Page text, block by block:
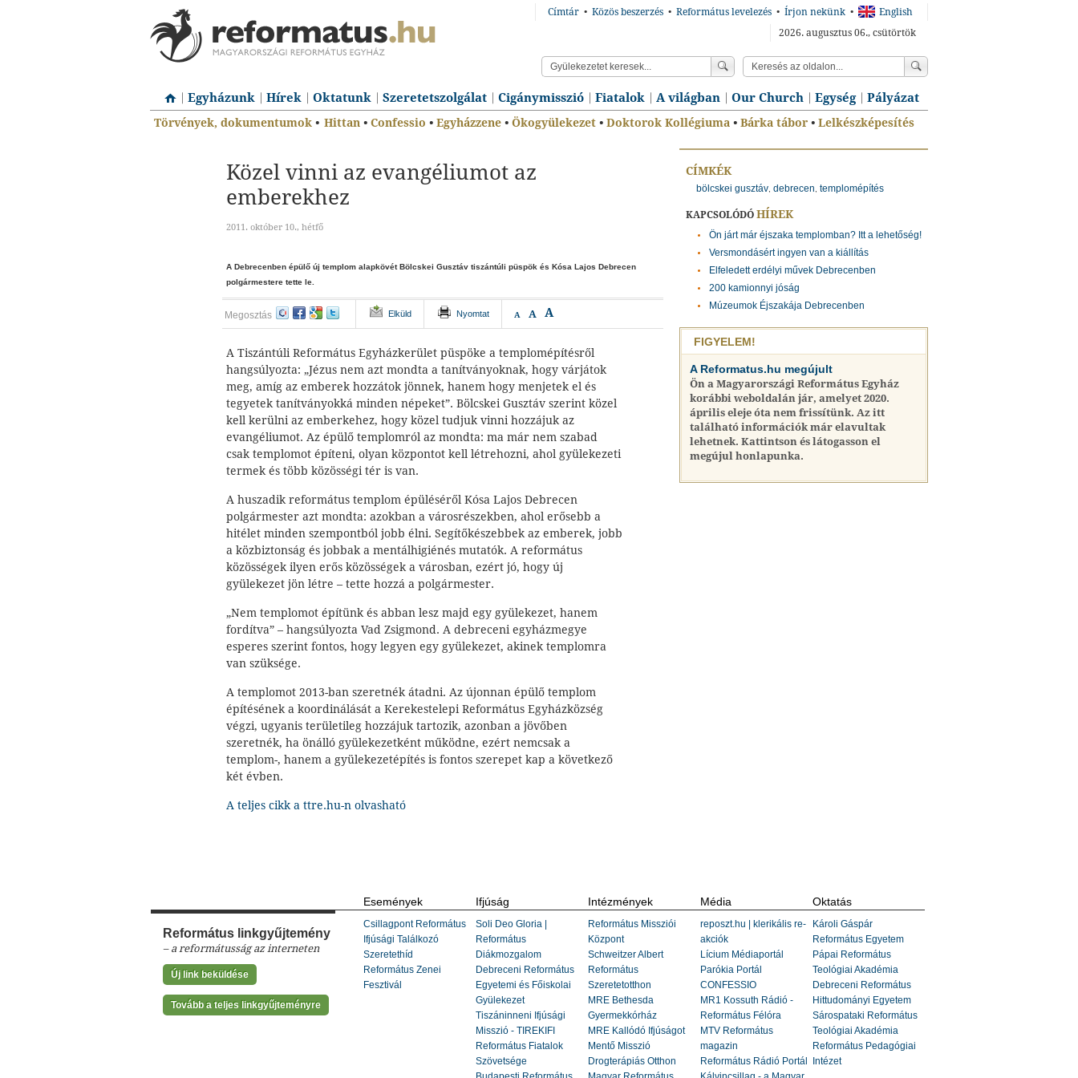
Címtár • Közös beszerzés • Református levelezés • Írjon nekünk •
English
2026. augusztus 06., csütörtök
Egyházunk Hírek Oktatunk Szeretetszolgálat Cigánymisszió Fiatalok A világban Our Church Egység Pályázat
Törvények, dokumentumok • Hittan • Confessio • Egyházzene • Ökogyülekezet • Doktorok Kollégiuma • Bárka tábor • Lelkészképesítés
Közel vinni az evangéliumot az
emberekhez
2011. október 10., hétfő
A Debrecenben épülő új templom alapkövét Bölcskei Gusztáv tiszántúli püspök és Kósa Lajos Debrecen
polgármestere tette le.
Megosztás Elküld Nyomtat A A A
A Tiszántúli Református Egyházkerület püspöke a templomépítésről
hangsúlyozta: „Jézus nem azt mondta a tanítványoknak, hogy várjátok
meg, amíg az emberek hozzátok jönnek, hanem hogy menjetek el és
tegyetek tanítványokká minden népeket”. Bölcskei Gusztáv szerint közel
kell kerülni az emberkehez, hogy közel tudjuk vinni hozzájuk az
evangéliumot. Az épülő templomról az mondta: ma már nem szabad
csak templomot építeni, olyan központot kell létrehozni, ahol gyülekezeti
termek és több közösségi tér is van.
A huszadik református templom épüléséről Kósa Lajos Debrecen
polgármester azt mondta: azokban a városrészekben, ahol erősebb a
hitélet minden szempontból jobb élni. Segítőkészebbek az emberek, jobb
a közbiztonság és jobbak a mentálhigiénés mutatók. A református
közösségek ilyen erős közösségek a városban, ezért jó, hogy új
gyülekezet jön létre – tette hozzá a polgármester.
„Nem templomot építünk és abban lesz majd egy gyülekezet, hanem
fordítva” – hangsúlyozta Vad Zsigmond. A debreceni egyházmegye
esperes szerint fontos, hogy legyen egy gyülekezet, akinek templomra
van szüksége.
A templomot 2013-ban szeretnék átadni. Az újonnan épülő templom
építésének a koordinálását a Kerekestelepi Református Egyházközség
végzi, ugyanis területileg hozzájuk tartozik, azonban a jövőben
szeretnék, ha önálló gyülekezetként működne, ezért nemcsak a
templom-, hanem a gyülekezetépítés is fontos szerepet kap a következő
két évben.
A teljes cikk a ttre.hu-n olvasható
CÍMKÉK
bölcskei gusztáv, debrecen, templomépítés
KAPCSOLÓDÓ HÍREK
Ön járt már éjszaka templomban? Itt a lehetőség!
Versmondásért ingyen van a kiállítás
Elfeledett erdélyi művek Debrecenben
200 kamionnyi jóság
Múzeumok Éjszakája Debrecenben
FIGYELEM!
A Reformatus.hu megújult
Ön a Magyarországi Református Egyház
korábbi weboldalán jár, amelyet 2020.
április eleje óta nem frissítünk. Az itt
található információk már elavultak
lehetnek. Kattintson és látogasson el
megújul honlapunka.
Református linkgyűjtemény
– a reformátusság az interneten
Új link beküldése
Tovább a teljes linkgyűjteményre
Események
Csillagpont Református
Ifjúsági Találkozó
Szeretethíd
Református Zenei
Fesztivál
Ifjúság
Soli Deo Gloria |
Református
Diákmozgalom
Debreceni Református
Egyetemi és Főiskolai
Gyülekezet
Tiszáninneni Ifjúsági
Misszió - TIREKIFI
Református Fiatalok
Szövetsége
Intézmények
Református Missziói
Központ
Schweitzer Albert
Református
Szeretetotthon
MRE Bethesda
Gyermekkórház
MRE Kallódó Ifjúságot
Mentő Misszió
Drogterápiás Otthon
Média
reposzt.hu | klerikális re-
akciók
Lícium Médiaportál
Parókia Portál
CONFESSIO
MR1 Kossuth Rádió -
Református Félóra
MTV Református
magazin
Református Rádió Portál
Oktatás
Károli Gáspár
Református Egyetem
Pápai Református
Teológiai Akadémia
Debreceni Református
Hittudományi Egyetem
Sárospataki Református
Teológiai Akadémia
Református Pedagógiai
Intézet